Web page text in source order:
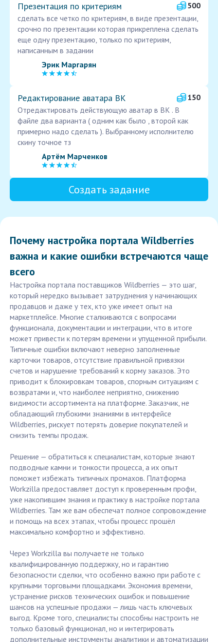
Презентация по критериям
500
сделать все четко по критериям, в виде презентации,
срочно по презентации которая прикреплена сделать
еще одну презентацию, только по критериям,
написанным в задании
Эрик Маргарян
Редактирование аватара ВК
150
Отредактировать действующую аватар в ВК . В
файле два варианта ( одним как было , второй как
примерно надо сделать ). Выбранному исполнителю
скину точное тз
Артём Марченков
Создать задание
Почему настройка портала Wildberries
важна и какие ошибки встречаются чаще
всего
Настройка портала поставщиков Wildberries — это шаг,
который нередко вызывает затруднения у начинающих
продавцов и даже у тех, кто уже имеет опыт на
маркетплейсе. Многие сталкиваются с вопросами
функционала, документации и интеграции, что в итоге
может привести к потерям времени и упущенной прибыли.
Типичные ошибки включают неверно заполненные
карточки товаров, отсутствие правильной привязки
счетов и нарушение требований к корму заказов. Это
приводит к блокировкам товаров, спорным ситуациям с
возвратами и, что наиболее неприятно, снижению
видимости ассортимента на платформе. Заказчик, не
обладающий глубокими знаниями в интерфейсе
Wildberries, рискует потерять доверие покупателей и
снизить темпы продаж.
Решение — обратиться к специалистам, которые знают
подводные камни и тонкости процесса, а их опыт
поможет избежать типичных промахов. Платформа
Workzilla предоставляет доступ к проверенным профи,
уже накопившим знания и практику в настройке портала
Wildberries. Там же вам обеспечат полное сопровождение
и помощь на всех этапах, чтобы процесс прошёл
максимально комфортно и эффективно.
Через Workzilla вы получаете не только
квалифицированную поддержку, но и гарантию
безопасности сделки, что особенно важно при работе с
крупными торговыми площадками. Экономия времени,
устранение рисков технических ошибок и повышение
шансов на успешные продажи — лишь часть ключевых
выгод. Кроме того, специалисты способны настроить не
только базовый функционал, но и интегрировать
дополнительные инструменты аналитики и автоматизации